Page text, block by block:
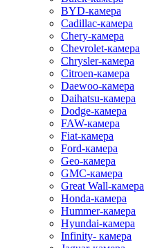
BYD-камера
Cadillac-камера
Chery-камера
Chevrolet-камера
Chrysler-камера
Citroen-камера
Daewoo-камера
Daihatsu-камера
Dodge-камера
FAW-камера
Fiat-камера
Ford-камера
Geo-камера
GMC-камера
Great Wall-камера
Honda-камера
Hummer-камера
Hyundai-камера
Infinity- камера